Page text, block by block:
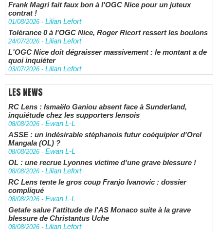
Frank Magri fait faux bon à l'OGC Nice pour un juteux
contrat !
01/08/2026 - Lilian Lefort
Tolérance 0 à l'OGC Nice, Roger Ricort ressert les boulons
24/07/2026 - Lilian Lefort
L'OGC Nice doit dégraisser massivement : le montant a de
quoi inquiéter
03/07/2026 - Lilian Lefort
LES NEWS
RC Lens : Ismaëlo Ganiou absent face à Sunderland,
inquiétude chez les supporters lensois
08/08/2026 - Ewan L-L
ASSE : un indésirable stéphanois futur coéquipier d'Orel
Mangala (OL) ?
08/08/2026 - Ewan L-L
OL : une recrue Lyonnes victime d'une grave blessure !
08/08/2026 - Lilian Lefort
RC Lens tente le gros coup Franjo Ivanovic : dossier
compliqué
08/08/2026 - Ewan L-L
Getafe salue l'attitude de l'AS Monaco suite à la grave
blessure de Christantus Uche
08/08/2026 - Lilian Lefort